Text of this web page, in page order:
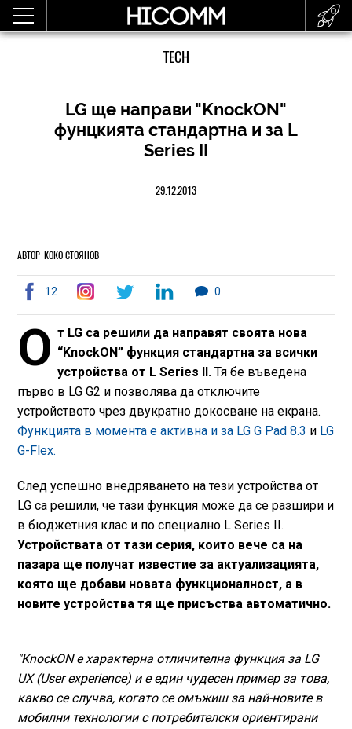
TECH
LG ще направи "KnockON"
фунцкията стандартна и за L
Series II
29.12.2013
АВТОР: КОКО СТОЯНОВ
12 0
О т LG са решили да направят своята нова
“KnockON” функция стандартна за всички
устройства от L Series II.Тя бе въведена
първо в LG G2 и позволява да отключите
устройството чрез двукратно докосване на екрана.
Функцията в момента е активна и за LG G Pad 8.3 и LG
G-Flex.
След успешно внедряването на тези устройства от
LG са решили, че тази функция може да се разшири и
в бюджетния клас и по специално L Series II.
Устройствата от тази серия, които вече са на
пазара ще получат известие за актуализацията,
която ще добави новата функционалност, а в
новите устройства тя ще присъства автоматично.
"KnockON е характерна отличителна функция за LG
UX (User experience) и е един чудесен пример за това,
какво се случва, когато се омъжиш за най-новите в
мобилни технологии с потребителски ориентирани